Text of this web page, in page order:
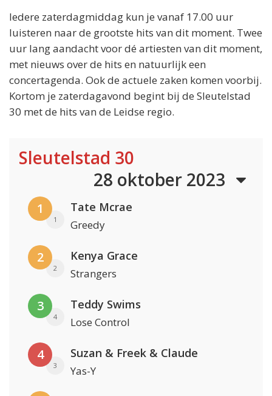
Iedere zaterdagmiddag kun je vanaf 17.00 uur
luisteren naar de grootste hits van dit moment. Twee
uur lang aandacht voor dé artiesten van dit moment,
met nieuws over de hits en natuurlijk een
concertagenda. Ook de actuele zaken komen voorbij.
Kortom je zaterdagavond begint bij de Sleutelstad
30 met de hits van de Leidse regio.
Sleutelstad 30
28 oktober 2023
1
1
Tate Mcrae
Greedy
2
2
Kenya Grace
Strangers
3
4
Teddy Swims
Lose Control
4
3
Suzan & Freek & Claude
Yas-Y